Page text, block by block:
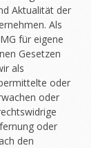
Aktualität der
Als
für eigene
Gesetzen
als
oder
oder
oder
den